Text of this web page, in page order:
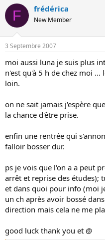
F frédérica
New Member
3 Septembre 2007
moi aussi luna je suis plus
n'est qu'à 5 h de chez moi ...
loin.
on ne sait jamais j'espère
la chance d'être prise.
enfin une rentrée qui
falloir bosser dur.
ps je vois que l'on a a peut
arrêt et reprise des études);
et dans quoi pour info (moi
un ch après avoir bossé
direction mais cela ne me
good luck thank you et @